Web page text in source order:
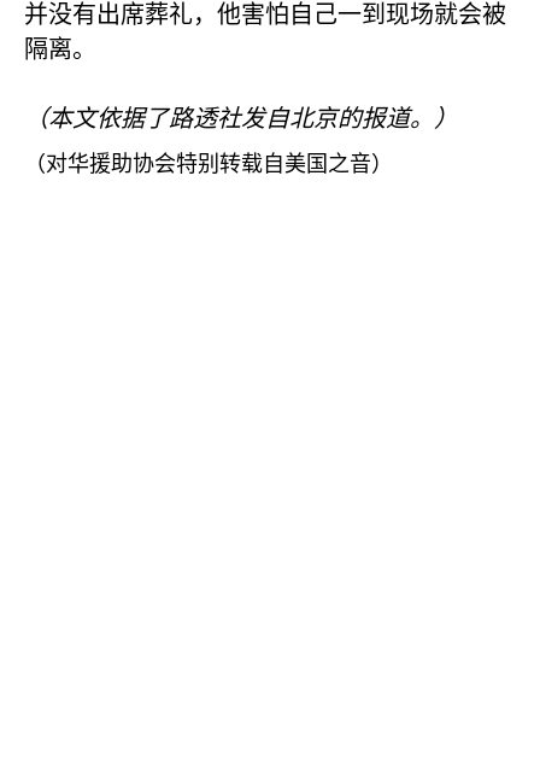
并没有出席葬礼，他害怕自己一到现场就会被
隔离。
（本文依据了路透社发自北京的报道。）
（对华援助协会特别转载自美国之音）